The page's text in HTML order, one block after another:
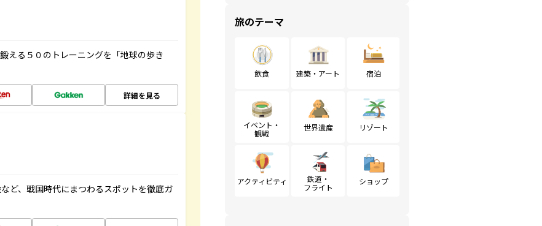
える５０のトレーニングを「地球の歩き
詳細を見る
ど、戦国時代にまつわるスポットを徹底ガ
旅のテーマ
飲食 建築・アート 宿泊
イベント・
観戦
世界遺産 リゾート
アクティビティ
鉄道・
フライト
ショップ